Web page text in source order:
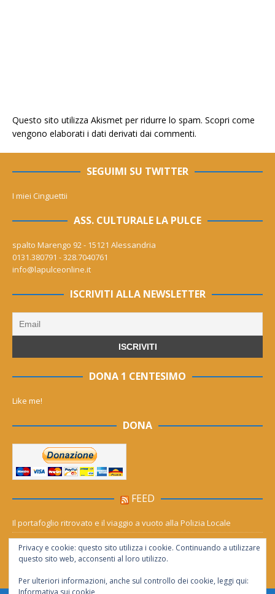
Questo sito utilizza Akismet per ridurre lo spam. Scopri come
vengono elaborati i dati derivati dai commenti.
SEGUIMI SU TWITTER
I miei Cinguettii
ASS. CULTURALE LA PULCE
spalto Marengo 92 - 15121 Alessandria
0131.380791 - 328.7040761
info@lapulceonline.it
ISCRIVITI ALLA NEWSLETTER
DONA 1 CENTESIMO
Like me!
DONA
FEED
Il portafoglio ritrovato e il viaggio a vuoto alla Polizia Locale
Mornese, il rogo torna a fare paura: le fiamme avanzano verso la
Lavagnina
Privacy e cookie: questo sito utilizza i cookie. Continuando a utilizzare
questo sito web, acconsenti al loro utilizzo.
Per ulteriori informazioni, anche sul controllo dei cookie, leggi qui:
Informativa sui cookie